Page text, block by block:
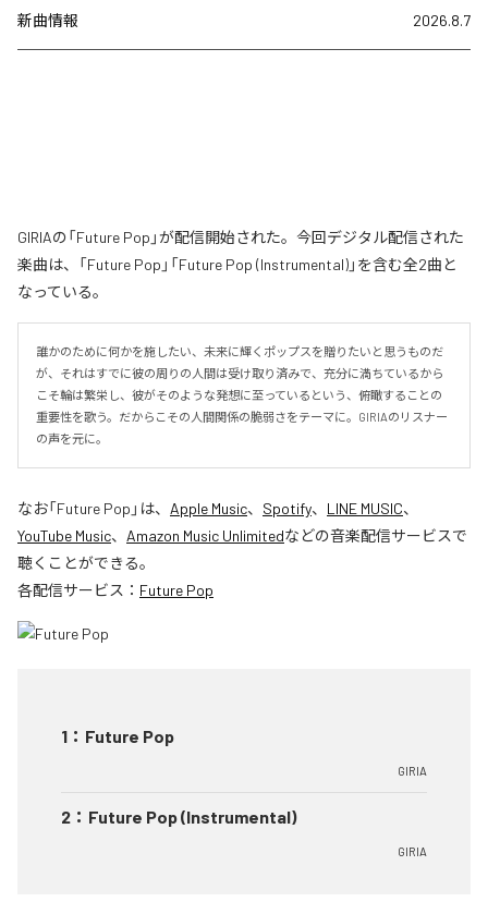
新曲情報 2026.8.7
GIRIAの「Future Pop」が配信開始された。今回デジタル配信された
楽曲は、「Future Pop」「Future Pop (Instrumental)」を含む全2曲と
なっている。
誰かのために何かを施したい、未来に輝くポップスを贈りたいと思うものだ
が、それはすでに彼の周りの人間は受け取り済みで、充分に満ちているから
こそ輪は繁栄し、彼がそのような発想に至っているという、俯瞰することの
重要性を歌う。だからこその人間関係の脆弱さをテーマに。GIRIAのリスナー
の声を元に。
なお「Future Pop 」は、 Apple Music、 Spotify、 LINE MUSIC、
YouTube Music、 Amazon Music Unlimitedなどの音楽配信サービスで
聴くことができる。
各配信サービス： Future Pop
1 ： Future Pop
GIRIA
2 ： Future Pop (Instrumental)
GIRIA